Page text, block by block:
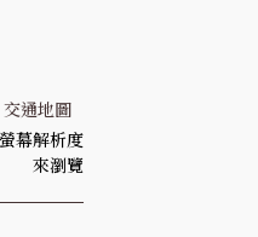
交通地圖
幕解析度
來瀏覽